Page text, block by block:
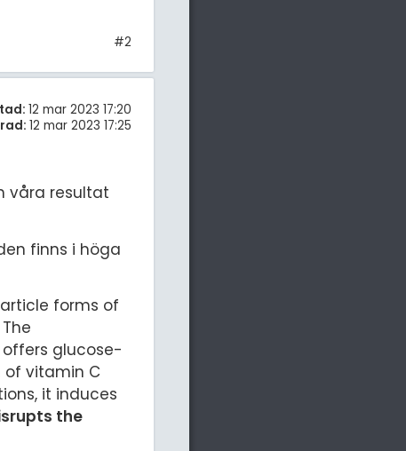
#2
12 mar 2023 17:20
12 mar 2023 17:25
våra resultat
finns i höga
forms of
glucose-
of vitamin C
it induces
the